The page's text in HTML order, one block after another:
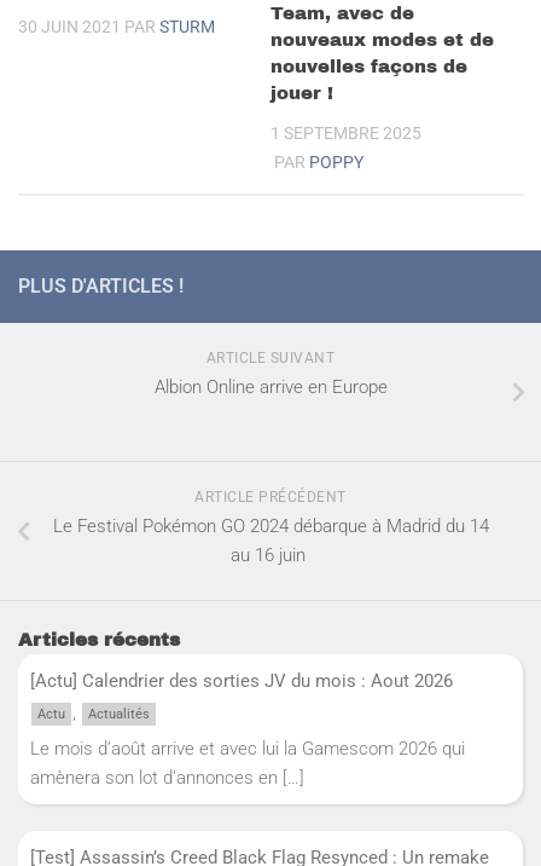
30 JUIN 2021 PAR STURM
Team, avec de
nouveaux modes et de
nouvelles façons de
jouer !
1 SEPTEMBRE 2025
PAR POPPY
PLUS D'ARTICLES !
ARTICLE SUIVANT
Albion Online arrive en Europe
ARTICLE PRÉCÉDENT
Le Festival Pokémon GO 2024 débarque à Madrid du 14
au 16 juin
Articles récents
[Actu] Calendrier des sorties JV du mois : Aout 2026
Actu , Actualités
Le mois d’août arrive et avec lui la Gamescom 2026 qui
amènera son lot d’annonces en […]
[Test] Assassin’s Creed Black Flag Resynced : Un remake